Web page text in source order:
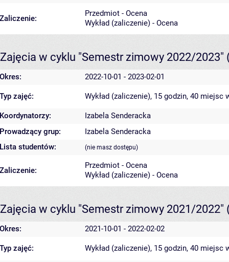
Zaliczenie:
Przedmiot - Ocena
Wykład (zaliczenie) - Ocena
Zajęcia w cyklu "Semestr zimowy 2022/2023"
Okres: 2022-10-01 - 2023-02-01
Typ zajęć: Wykład (zaliczenie), 15 godzin, 40 miejsc
Koordynatorzy:
Izabela Senderacka
Prowadzący grup:
Izabela Senderacka
Lista studentów:
(nie masz dostępu)
Zaliczenie:
Przedmiot - Ocena
Wykład (zaliczenie) - Ocena
Zajęcia w cyklu "Semestr zimowy 2021/2022"
Okres: 2021-10-01 - 2022-02-02
Typ zajęć: Wykład (zaliczenie), 15 godzin, 40 miejsc